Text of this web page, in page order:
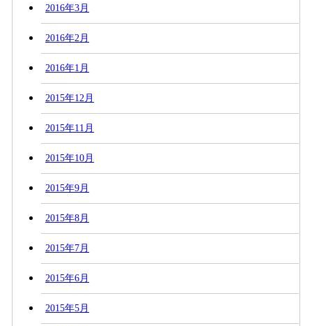
2016年3月
2016年2月
2016年1月
2015年12月
2015年11月
2015年10月
2015年9月
2015年8月
2015年7月
2015年6月
2015年5月